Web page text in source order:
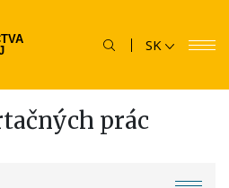
SK
prác